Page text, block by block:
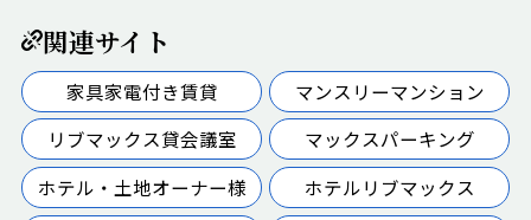
関連サイト
家具家電付き賃貸
マンスリーマンション
リブマックス貸会議室
マックスパーキング
ホテル・土地オーナー様
ホテルリブマックス